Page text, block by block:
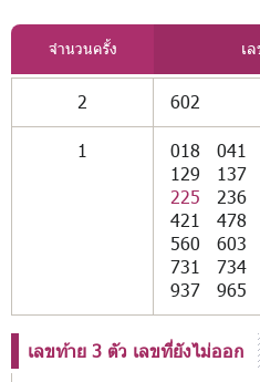
จำนวนครั้ง เ
2 602
1 018 041
129
137
225
236
421
478
560
603
731
734
937
965
เลขท้าย 3 ตัว เลขที่ยังไม่ออก